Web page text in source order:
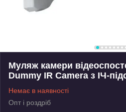
Муляж камери
Dummy IR Camera з ІЧ-
Немає в наявності
Опт і роздріб